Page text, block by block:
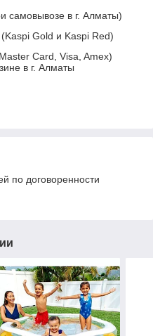
самовывозе в г. Алматы)
Gold и Kaspi Red)
Card, Visa, Amex)
в г. Алматы
по договоренности